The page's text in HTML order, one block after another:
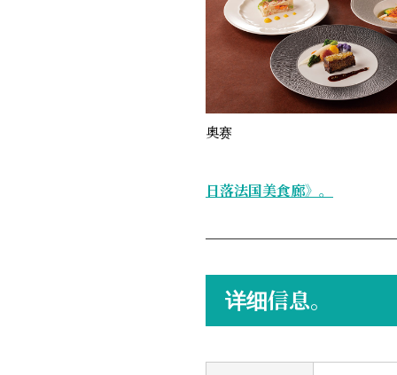
奥赛
日落法国美食廊》。
详细信息。